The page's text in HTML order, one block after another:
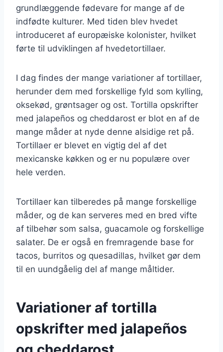
grundlæggende fødevare for mange af de
indfødte kulturer. Med tiden blev hvedet
introduceret af europæiske kolonister, hvilket
førte til udviklingen af hvedetortillaer.
I dag findes der mange variationer af tortillaer,
herunder dem med forskellige fyld som kylling,
oksekød, grøntsager og ost. Tortilla opskrifter
med jalapeños og cheddarost er blot en af de
mange måder at nyde denne alsidige ret på.
Tortillaer er blevet en vigtig del af det
mexicanske køkken og er nu populære over
hele verden.
Tortillaer kan tilberedes på mange forskellige
måder, og de kan serveres med en bred vifte
af tilbehør som salsa, guacamole og forskellige
salater. De er også en fremragende base for
tacos, burritos og quesadillas, hvilket gør dem
til en uundgåelig del af mange måltider.
Variationer af tortilla
opskrifter med jalapeños